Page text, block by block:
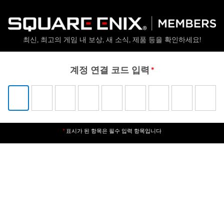
최신, 최고의 게임 내 보상, 새 소식, 제품 등을 확인하세요!
계정 연결 코드 입력
*표시가 된 항목은 필수 입력 항목입니다